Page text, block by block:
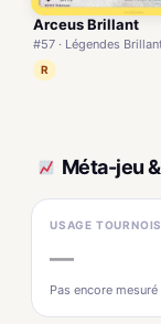
Arceus Brillant
#57 · Légendes
R
Méta-jeu
USAGE TOURNOIS
—
Pas encore mesuré